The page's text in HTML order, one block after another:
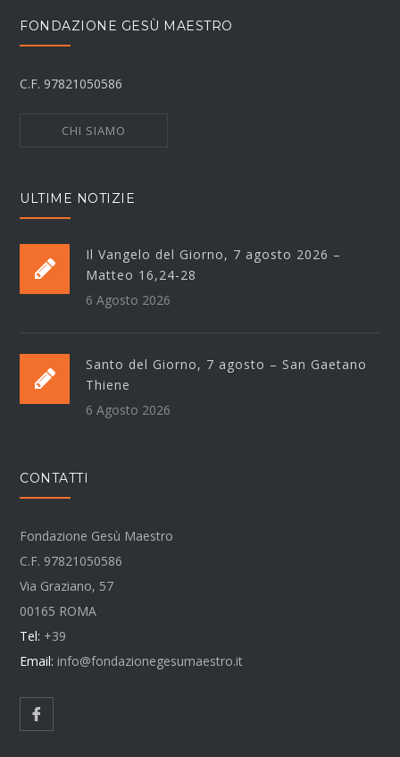
FONDAZIONE GESÙ MAESTRO
C.F. 97821050586
CHI SIAMO
ULTIME NOTIZIE
Il Vangelo del Giorno, 7 agosto 2026 –
Matteo 16,24-28
6 Agosto 2026
Santo del Giorno, 7 agosto – San Gaetano
Thiene
6 Agosto 2026
CONTATTI
Fondazione Gesù Maestro
C.F. 97821050586
Via Graziano, 57
00165 ROMA
Tel: +39
Email: info@fondazionegesumaestro.it